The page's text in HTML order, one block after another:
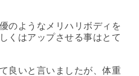
のようなメリハリボディを
くはアップさせる事はとて
良いと言いましたが、体重